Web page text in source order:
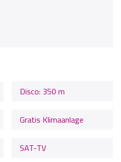
Disco: 350 m
Gratis Klimaanlage
SAT-TV